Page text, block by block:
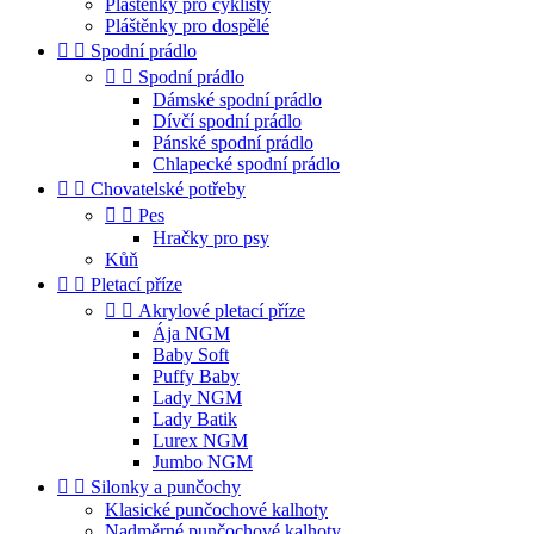
Pláštěnky pro cyklisty
Pláštěnky pro dospělé
  Spodní prádlo
  Spodní prádlo
Dámské spodní prádlo
Dívčí spodní prádlo
Pánské spodní prádlo
Chlapecké spodní prádlo
  Chovatelské potřeby
  Pes
Hračky pro psy
Kůň
  Pletací příze
  Akrylové pletací příze
Ája NGM
Baby Soft
Puffy Baby
Lady NGM
Lady Batik
Lurex NGM
Jumbo NGM
  Silonky a punčochy
Klasické punčochové kalhoty